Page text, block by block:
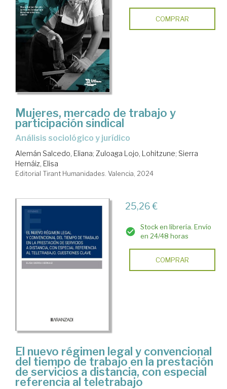
COMPRAR
Mujeres, mercado de trabajo y
participación sindical
Análisis sociológico y jurídico
Alemán Salcedo, Eliana; Zuloaga Lojo, Lohitzune; Sierra
Hernáiz, Elisa
Editorial Tirant Humanidades. Valencia, 2024
25,26 €
Stock en librería. Envío
en 24/48 horas
COMPRAR
El nuevo régimen legal y convencional
del tiempo de trabajo en la prestación
de servicios a distancia, con especial
referencia al teletrabajo